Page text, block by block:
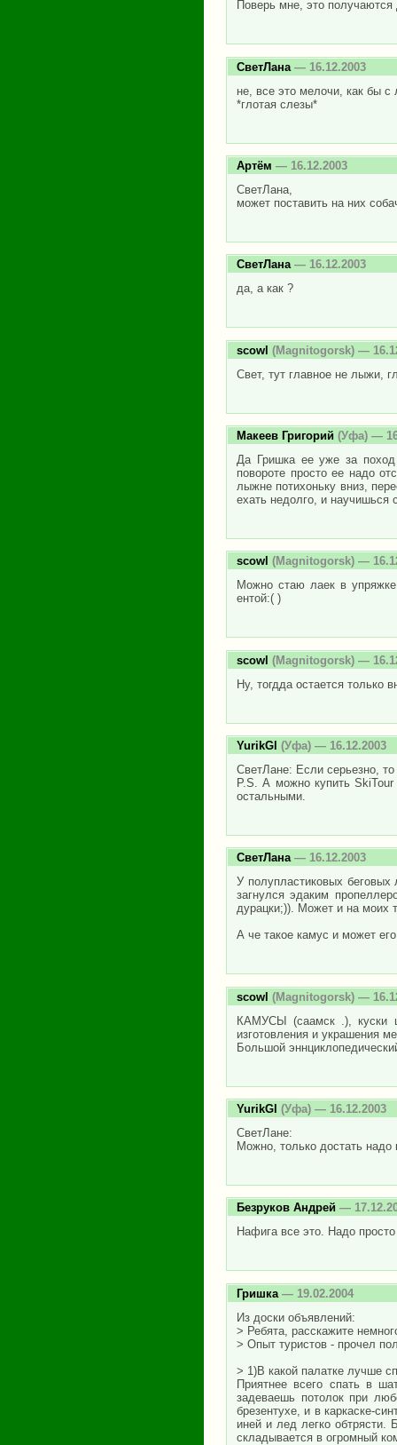
Поверь мне, это
СветЛана — 16.12.2003
не, все это мелочи, как бы
*глотая слезы*
Артём — 16.12.2003
СветЛана,
может поставить на них
СветЛана— 16.12.2003
да, а как ?
scowl (Magnitogorsk) —
Свет, тут главное не лыжи,
Макеев Григорий (Уфа) —
Да Гришка ее уже за
повороте просто ее надо
лыжне потихоньку вниз,
ехать недолго, и научишься
scowl (Magnitogorsk) —
Можно стаю лаек в
ентой:( )
scowl (Magnitogorsk) —
Ну, тогдда остается
YurikGl (Уфа) — 16.12.2003
СветЛане: Если серьезно,
P.S. А можно купить
остальными.
СветЛана— 16.12.2003
У полупластиковых
загнулся эдаким
дурацки;)). Может и на моих
А че такое камус и может
scowl (Magnitogorsk) —
КАМУСЫ (саамск .), куски
изготовления и украшения
Большой
YurikGl (Уфа) — 16.12.2003
СветЛане:
Можно, только достать надо
Безруков Андрей —
Нафига все это. Надо
Гришка — 19.02.2004
Из доски объявлений:
> Ребята, расскажите
> Опыт туристов - прочел
> 1)В какой палатке лучше
Приятнее всего спать в
задеваешь потолок при
брезентухе, и в каркаске-
иней и лед легко
складывается в огромный